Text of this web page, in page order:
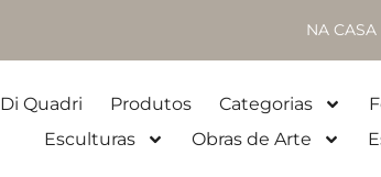
NA CASA
Di Quadri Produtos Categorias
Esculturas
Obras de Arte